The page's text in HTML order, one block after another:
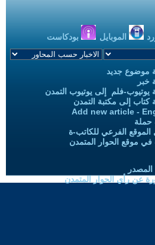
الموبايل بودكاست
موضوع جديد
خبر
يوتيوب-فلم إلى يوتيوب التمدن
كتاب إلى مكتبة التمدن
Add new article -
الموقع الفرعي للكاتب-ة
في موقع الحوار المتمدن
عن رأي الحوار المتمدن